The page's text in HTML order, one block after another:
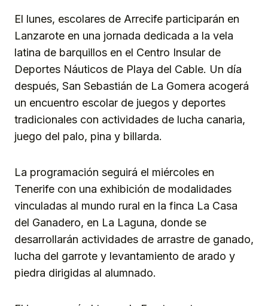
El lunes, escolares de Arrecife participarán en
Lanzarote en una jornada dedicada a la vela
latina de barquillos en el Centro Insular de
Deportes Náuticos de Playa del Cable. Un día
después, San Sebastián de La Gomera acogerá
un encuentro escolar de juegos y deportes
tradicionales con actividades de lucha canaria,
juego del palo, pina y billarda.
La programación seguirá el miércoles en
Tenerife con una exhibición de modalidades
vinculadas al mundo rural en la finca La Casa
del Ganadero, en La Laguna, donde se
desarrollarán actividades de arrastre de ganado,
lucha del garrote y levantamiento de arado y
piedra dirigidas al alumnado.